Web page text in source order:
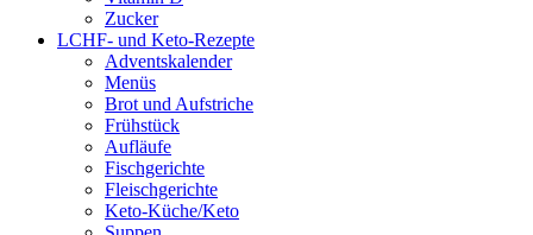
Zucker
LCHF- und Keto-Rezepte
Adventskalender
Menüs
Brot und Aufstriche
Frühstück
Aufläufe
Fischgerichte
Fleischgerichte
Keto-Küche/Keto